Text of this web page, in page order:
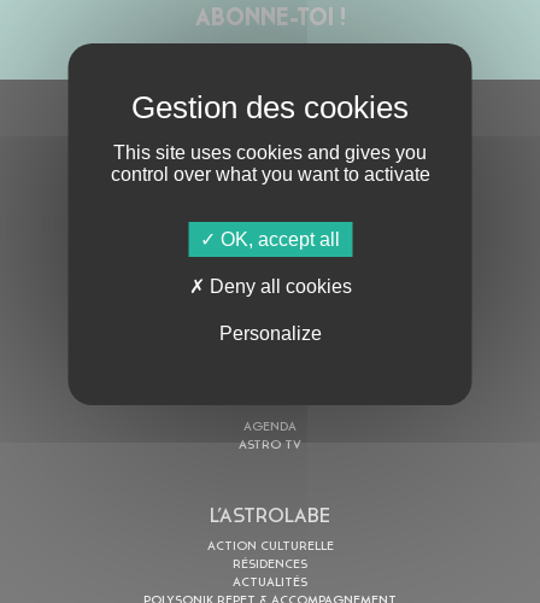
ABONNE-TOI !
AGENDA
ASTRO TV
L’ASTROLABE
ACTION CULTURELLE
RÉSIDENCES
ACTUALITÉS
This site uses cookies and gives you
control over what you want to activate
OK, accept all
Deny all cookies
Personalize